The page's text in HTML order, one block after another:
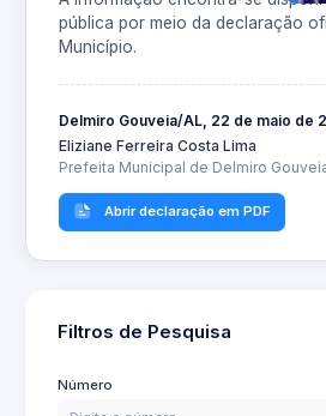
pública por meio da declaração
Município.
Delmiro Gouveia/AL, 22 de maio de
Eliziane Ferreira Costa Lima
Prefeita Municipal de Delmiro
Abrir declaração em PDF
Filtros de Pesquisa
Número